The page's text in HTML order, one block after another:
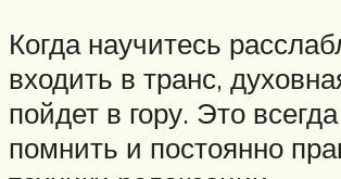
Когда научитесь
входить в транс,
пойдет в гору. Это
помнить и постоянно